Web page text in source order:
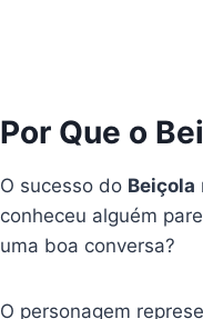
Por Que o
O sucesso do Beiçola
conheceu alguém
uma boa conversa?
O personagem